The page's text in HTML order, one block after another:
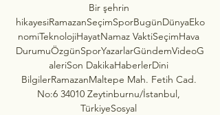
Bir şehrin
hikayesiRamazanSeçimSporBugünDünyaEko
nomiTeknolojiHayatNamaz VaktiSeçimHava
DurumuÖzgünSporYazarlarGündemVideoG
aleriSon DakikaHaberlerDini
BilgilerRamazanMaltepe Mah. Fetih Cad.
No:6 34010 Zeytinburnu/İstanbul,
TürkiyeSosyal